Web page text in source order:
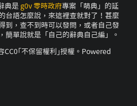
典是 g0v 零時政府專案「萌典」的延
台語怎麼說，來這裡查就對了！甚麼
到，查不到時可以發問，或者自己發
簡單說就是「自己的辭典自己編」。
CC0｢不保留權利｣授權。Powered